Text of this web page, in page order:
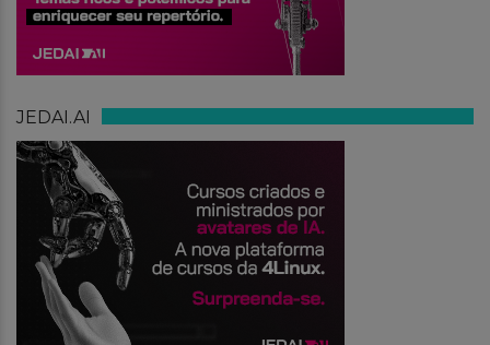
JEDAI.AI